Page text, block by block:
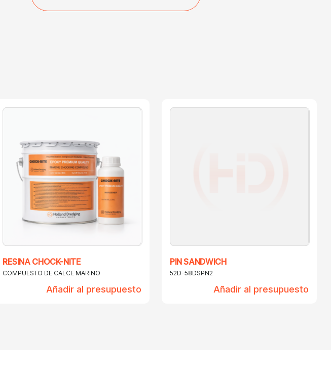
RESINA CHOCK-NITE
COMPUESTO DE CALCE MARINO
Añadir al presupuesto
PIN SANDWICH
52D-58DSPN2
Añadir al presupuesto